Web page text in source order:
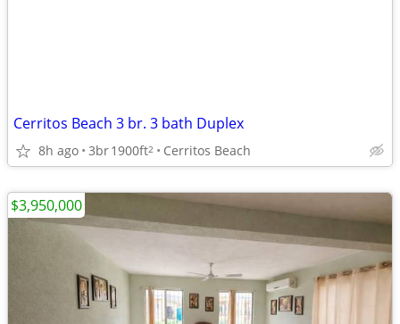
Cerritos Beach 3 br. 3 bath Duplex
8h ago 3br1900ft2 Cerritos Beach
$3,950,000